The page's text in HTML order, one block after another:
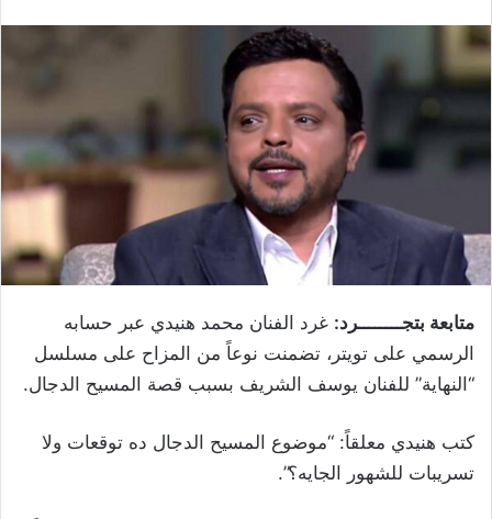
متابعة بتجــــــــرد: غرد الفنان محمد هنيدي عبر حسابه
الرسمي على تويتر، تضمنت نوعاً من المزاح على مسلسل
“النهاية” للفنان يوسف الشريف بسبب قصة المسيح الدجال.
كتب هنيدي معلقاً: “موضوع المسيح الدجال ده توقعات ولا
تسريبات للشهور الجايه؟”.